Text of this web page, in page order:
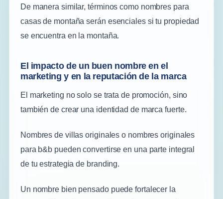
De manera similar, términos como nombres para
casas de montaña serán esenciales si tu propiedad
se encuentra en la montaña.
El impacto de un buen nombre en el
marketing y en la reputación de la marca
El marketing no solo se trata de promoción, sino
también de crear una identidad de marca fuerte.
Nombres de villas originales o nombres originales
para b&b pueden convertirse en una parte integral
de tu estrategia de branding.
Un nombre bien pensado puede fortalecer la